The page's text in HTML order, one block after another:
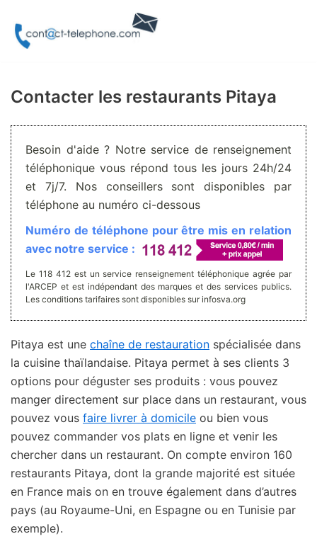
Aller
Contacter les restaurants Pitaya
Besoin d'aide ? Notre service de renseignement
téléphonique vous répond tous les jours 24h/24
et 7j/7. Nos conseillers sont disponibles par
téléphone au numéro ci-dessous
Numéro de téléphone pour être mis en relation
avec notre service :
Le 118 412 est un service renseignement téléphonique agrée par
l'ARCEP et est indépendant des marques et des services publics.
Les conditions tarifaires sont disponibles sur infosva.org
Pitaya est une chaîne de restauration spécialisée dans
la cuisine thaïlandaise. Pitaya permet à ses clients 3
options pour déguster ses produits : vous pouvez
manger directement sur place dans un restaurant, vous
pouvez vous faire livrer à domicile ou bien vous
pouvez commander vos plats en ligne et venir les
chercher dans un restaurant. On compte environ 160
restaurants Pitaya, dont la grande majorité est située
en France mais on en trouve également dans d’autres
pays (au Royaume-Uni, en Espagne ou en Tunisie par
exemple).